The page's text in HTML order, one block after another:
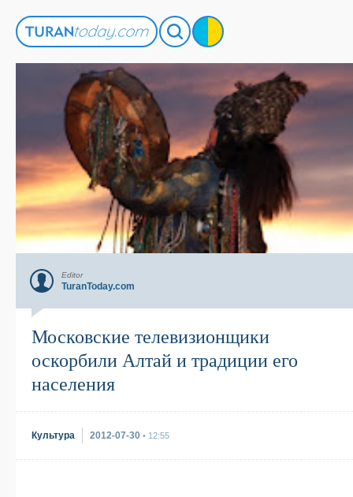
Editor
TuranToday.com
Московские телевизионщики
оскорбили Алтай и традиции его
населения
Культура 2012-07-30 • 12:55